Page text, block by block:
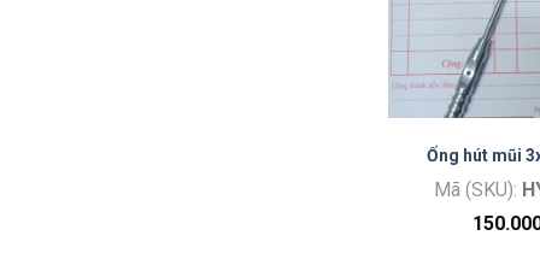
Ống hút mũi
Mã (SKU):